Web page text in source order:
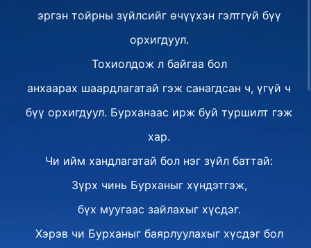
эргэн тойрны зүйлсийг өчүүхэн гэлтгүй бүү
орхигдуул.
Тохиолдож л байгаа бол
анхаарах шаардлагатай гэж санагдсан ч, үгүй ч
бүү орхигдуул. Бурханаас ирж буй туршилт гэж
хар.
Чи ийм хандлагатай бол нэг зүйл баттай:
Зүрх чинь Бурханыг хүндэтгэж,
бүх муугаас зайлахыг хүсдэг.
Хэрэв чи Бурханыг баярлуулахыг хүсдэг бол